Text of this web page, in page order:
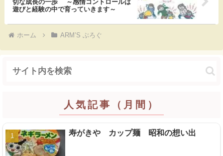
切な成長の一歩 ～感情コントロールは
遊びと経験の中で育っていきます～
ホーム ARM’S ぶろぐ
人気記事（月間）
寿がきや カップ麺 昭和の想い出